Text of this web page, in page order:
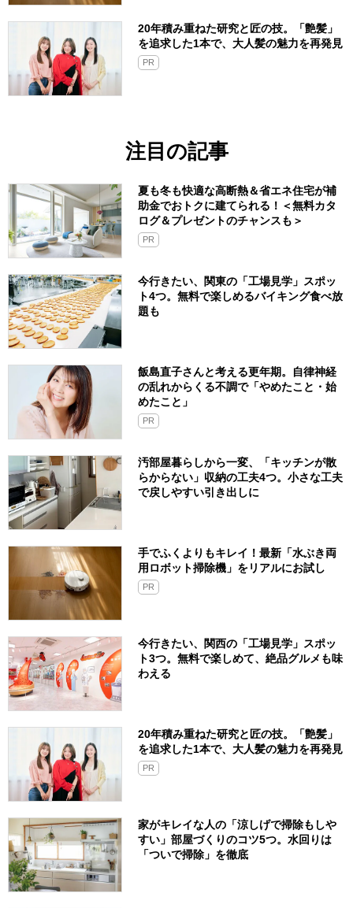
20年積み重ねた研究と匠の技。「艶髪」
を追求した1本で、大人髪の魅力を再発見
PR
注目の記事
夏も冬も快適な高断熱＆省エネ住宅が補
助金でおトクに建てられる！＜無料カタ
ログ＆プレゼントのチャンスも＞
PR
今行きたい、関東の「工場見学」スポッ
ト4つ。無料で楽しめるバイキング食べ放
題も
飯島直子さんと考える更年期。自律神経
の乱れからくる不調で「やめたこと・始
めたこと」
PR
汚部屋暮らしから一変、「キッチンが散
らからない」収納の工夫4つ。小さな工夫
で戻しやすい引き出しに
手でふくよりもキレイ！最新「水ぶき両
用ロボット掃除機」をリアルにお試し
PR
今行きたい、関西の「工場見学」スポッ
ト3つ。無料で楽しめて、絶品グルメも味
わえる
20年積み重ねた研究と匠の技。「艶髪」
を追求した1本で、大人髪の魅力を再発見
PR
家がキレイな人の「涼しげで掃除もしや
すい」部屋づくりのコツ5つ。水回りは
「ついで掃除」を徹底